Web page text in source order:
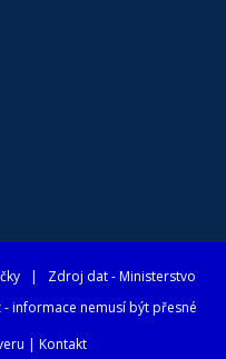
| Zdroj dat -Ministerstvo
nemusí být přesné
| Kontakt